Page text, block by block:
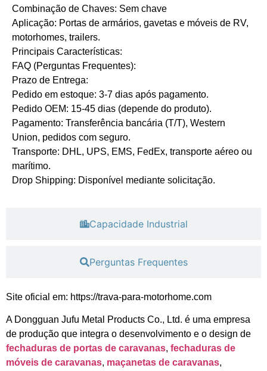
Capacidade Industrial
Perguntas Frequentes
Combinação de Chaves: Sem chave
Aplicação: Portas de armários, gavetas e móveis de RV,
motorhomes, trailers.
​Principais Características:
​FAQ (Perguntas Frequentes):
​Prazo de Entrega:
Pedido em estoque: 3-7 dias após pagamento.
Pedido OEM: 15-45 dias (depende do produto).
​Pagamento: Transferência bancária (T/T), Western
Union, pedidos com seguro.
​Transporte: DHL, UPS, EMS, FedEx, transporte aéreo ou
marítimo.
​Drop Shipping: Disponível mediante solicitação.
Site oficial em: https://trava-para-motorhome.com
A Dongguan Jufu Metal Products Co., Ltd. é uma empresa
de produção que integra o desenvolvimento e o design de
fechaduras de portas de caravanas, fechaduras de
móveis de caravanas, maçanetas de caravanas,